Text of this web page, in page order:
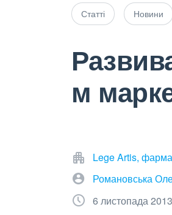
Статті Новини
м
Lege Artis,
Романовська
6 листопада 2013